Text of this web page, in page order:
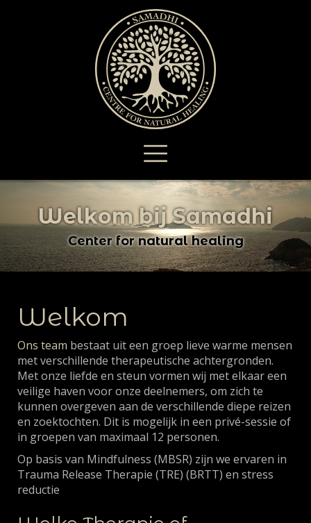
Welkom bij Samadhi
Center for natural healing
Welkom
Ons team bestaat uit een groep lieve warme mensen
met verschillende therapeutische achtergronden.
Met onze liefde en steun vormen wij met elkaar een
veilige haven voor onze deelnemers, om zich te
kunnen overgeven aan de verschillende diepe reizen
en zoektochten. Dit is mogelijk in een privé-sessie of
in groepen van maximaal 12 personen.
Op basis van Mindfulness (MBSR) zijn we ervaren in
Trauma Release Therapie (TRE) (BRTT) en stress
reductie